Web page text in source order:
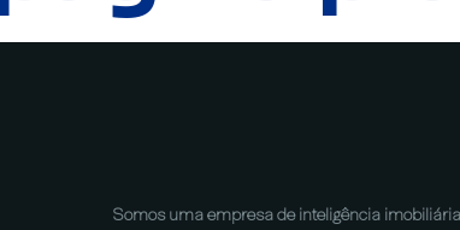
Somos uma empresa de inteligência